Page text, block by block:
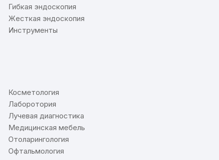
Гибкая эндоскопия
Жесткая эндоскопия
Инструменты
Косметология
Лаборотория
Лучевая диагностика
Медицинская мебель
Отоларингология
Офтальмология